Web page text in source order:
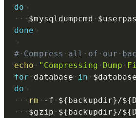
do
$mysqldumpcmd
done
# Compress all of our
echo
"Compressing Dump
for
database in
do
rm
-f ${backupdir}/
$gzip
${backupdir}/